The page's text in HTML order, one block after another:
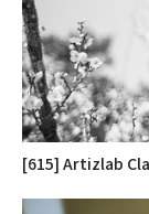
[615] Artizlab